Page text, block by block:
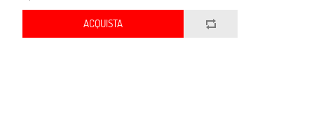
ACQUISTA